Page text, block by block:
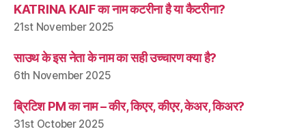
KATRINA KAIF का नाम कटरीना है या कैटरीना?
21st November 2025
साउथ के इस नेता के नाम का सही उच्चारण क्या है?
6th November 2025
ब्रिटिश PM का नाम – कीर, किएर, कीएर, केअर, किअर?
31st October 2025